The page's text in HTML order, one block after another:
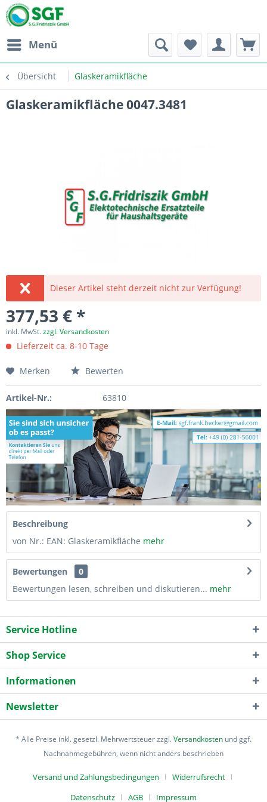
Menü
Übersicht Glaskeramikfläche
Glaskeramikfläche 0047.3481
Dieser Artikel steht derzeit nicht zur Verfügung!
377,53 € *
inkl. MwSt.zzgl. Versandkosten
Lieferzeit ca. 8-10 Tage
Merken Bewerten
Artikel-Nr.: 63810
Beschreibung
von Nr.: EAN: Glaskeramikfläche mehr
Bewertungen
0
Bewertungen lesen, schreiben und diskutieren... mehr
Service Hotline
Shop Service
Informationen
Newsletter
* Alle Preise inkl. gesetzl. Mehrwertsteuer zzgl.Versandkosten und ggf.
Nachnahmegebühren, wenn nicht anders beschrieben
Versand und Zahlungsbedingungen
Widerrufsrecht
Datenschutz
AGB Impressum